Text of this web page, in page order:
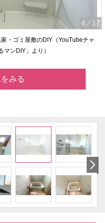
4 ／17
・ゴミ屋敷のDIY（YouTubeチャ
マンDIY」より）
みる